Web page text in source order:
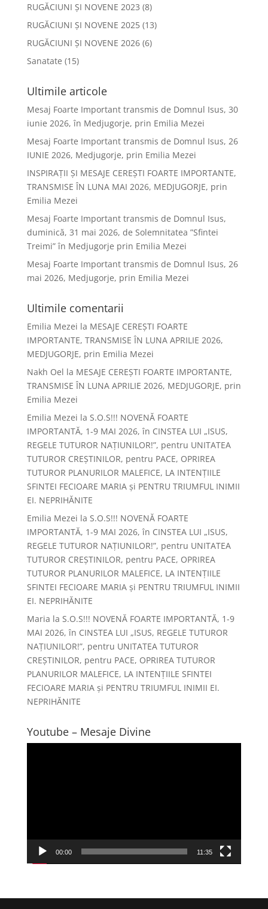
RUGĂCIUNI ȘI NOVENE 2023 (8)
RUGĂCIUNI ȘI NOVENE 2025(13)
RUGĂCIUNI ȘI NOVENE 2026(6)
Sanatate (15)
Ultimile articole
Mesaj Foarte Important transmis de Domnul Isus, 30
iunie 2026, în Medjugorje, prin Emilia Mezei
Mesaj Foarte Important transmis de Domnul Isus, 26
IUNIE 2026, Medjugorje, prin Emilia Mezei
INSPIRAȚII ȘI MESAJE CEREȘTI FOARTE IMPORTANTE,
TRANSMISE ÎN LUNA MAI 2026, MEDJUGORJE, prin
Emilia Mezei
Mesaj Foarte Important transmis de Domnul Isus,
duminică, 31 mai 2026, de Solemnitatea ”Sfintei
Treimi” în Medjugorje prin Emilia Mezei
Mesaj Foarte Important transmis de Domnul Isus, 26
mai 2026, Medjugorje, prin Emilia Mezei
Ultimile comentarii
Emilia Mezei la MESAJE CEREȘTI FOARTE
IMPORTANTE, TRANSMISE ÎN LUNA APRILIE 2026,
MEDJUGORJE, prin Emilia Mezei
Nakh Oel la MESAJE CEREȘTI FOARTE IMPORTANTE,
TRANSMISE ÎN LUNA APRILIE 2026, MEDJUGORJE, prin
Emilia Mezei
Emilia Mezei la S.O.S!!! NOVENĂ FOARTE
IMPORTANTĂ, 1-9 MAI 2026, în CINSTEA LUI „ISUS,
REGELE TUTUROR NAȚIUNILOR!”, pentru UNITATEA
TUTUROR CREȘTINILOR, pentru PACE, OPRIREA
TUTUROR PLANURILOR MALEFICE, LA INTENȚIILE
SFINTEI FECIOARE MARIA și PENTRU TRIUMFUL INIMII
EI. NEPRIHĂNITE
Emilia Mezei la S.O.S!!! NOVENĂ FOARTE
IMPORTANTĂ, 1-9 MAI 2026, în CINSTEA LUI „ISUS,
REGELE TUTUROR NAȚIUNILOR!”, pentru UNITATEA
TUTUROR CREȘTINILOR, pentru PACE, OPRIREA
TUTUROR PLANURILOR MALEFICE, LA INTENȚIILE
SFINTEI FECIOARE MARIA și PENTRU TRIUMFUL INIMII
EI. NEPRIHĂNITE
Maria la S.O.S!!! NOVENĂ FOARTE IMPORTANTĂ, 1-9
MAI 2026, în CINSTEA LUI „ISUS, REGELE TUTUROR
NAȚIUNILOR!”, pentru UNITATEA TUTUROR
CREȘTINILOR, pentru PACE, OPRIREA TUTUROR
PLANURILOR MALEFICE, LA INTENȚIILE SFINTEI
FECIOARE MARIA și PENTRU TRIUMFUL INIMII EI.
NEPRIHĂNITE
Youtube – Mesaje Divine
00:00 11:35